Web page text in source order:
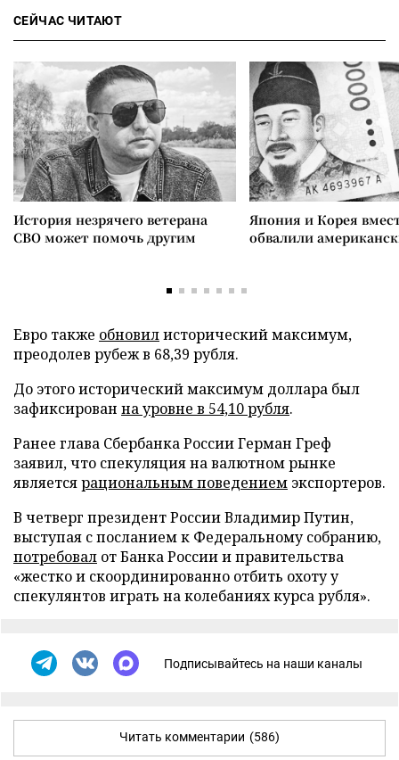
СЕЙЧАС ЧИТАЮТ
История незрячего ветерана
СВО может помочь другим
Япония и Корея
обвалили
Евро также обновилисторический максимум,
преодолев рубеж в 68,39 рубля.
До этого исторический максимум доллара был
зафиксирован на уровне в 54,10 рубля.
Ранее глава Сбербанка России Герман Греф
заявил, что спекуляция на валютном рынке
являетсярациональным поведением экспортеров.
В четверг президент России Владимир Путин,
выступая с посланием к Федеральному собранию,
потребовал от Банка России и правительства
«жестко и скоординированно отбить охоту у
спекулянтов играть на колебаниях курса рубля».
Подписывайтесь на наши каналы
Читать комментарии (586)